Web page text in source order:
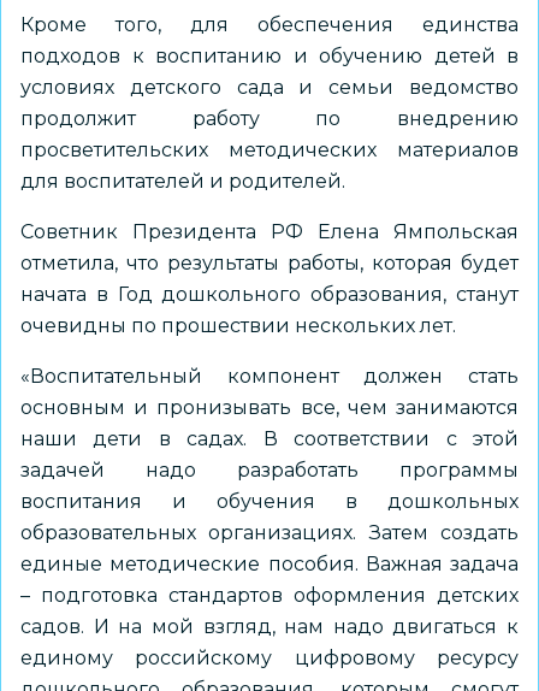
Кроме того, для обеспечения единства
подходов к воспитанию и обучению детей в
условиях детского сада и семьи ведомство
продолжит работу по внедрению
просветительских методических материалов
для воспитателей и родителей.
Советник Президента РФ Елена Ямпольская
отметила, что результаты работы, которая будет
начата в Год дошкольного образования, станут
очевидны по прошествии нескольких лет.
«Воспитательный компонент должен стать
основным и пронизывать все, чем занимаются
наши дети в садах. В соответствии с этой
задачей надо разработать программы
воспитания и обучения в дошкольных
образовательных организациях. Затем создать
единые методические пособия. Важная задача
– подготовка стандартов оформления детских
садов. И на мой взгляд, нам надо двигаться к
единому российскому цифровому ресурсу